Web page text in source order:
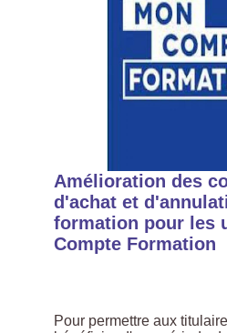
Amélioration des
d'achat et
formation pour les
Compte Formation
Pour permettre aux